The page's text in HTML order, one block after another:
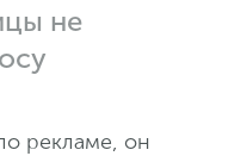
не
рекламе, он